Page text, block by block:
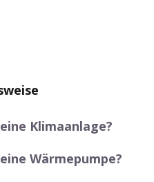
Klimaanlage?
Wärmepumpe?